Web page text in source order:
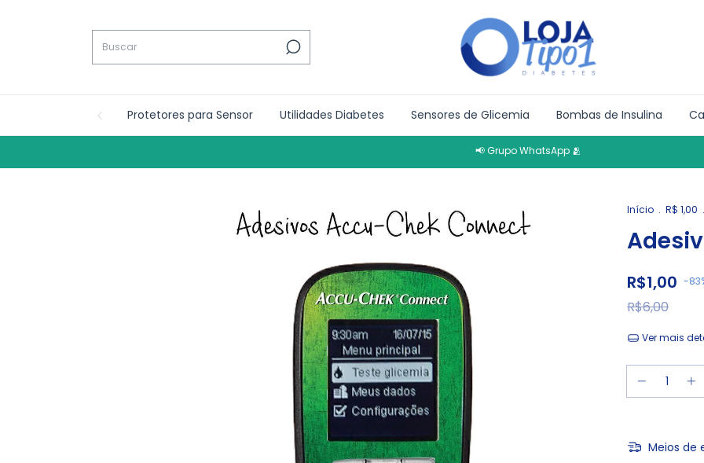
Protetores para Sensor Utilidades Diabetes Sensores de Glicemia Bombas de Insulina
📢 Grupo WhatsApp 🫂
Início . R$ 1,00 .
R$1,00 -83
R$6,00
Ver mais
Meios de